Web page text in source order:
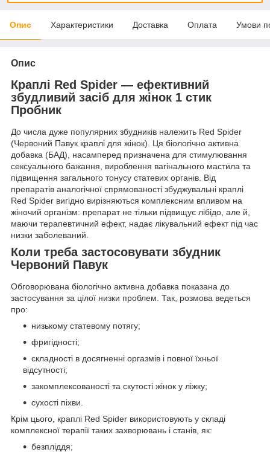
Опис Характеристики Доставка Оплата Умови
Опис
Краплі Red Spider — ефективний
збудливий засіб для жінок 1 стик
Пробник
До числа дуже популярних збудників належить Red Spider
(Червоний Павук краплі для жінок). Ця біологічно активна
добавка (БАД), насамперед призначена для стимулювання
сексуального бажання, вироблення вагінального мастила та
підвищення загального тонусу статевих органів. Від
препаратів аналогічної спрямованості збуджувальні краплі
Red Spider вигідно вирізняються комплексним впливом на
жіночий організм: препарат не тільки підвищує лібідо, але й,
маючи терапевтичний ефект, надає лікувальний ефект під час
низки заболеваний.
Коли треба застосовувати збудник
Червоний Павук
Обговорювана біологічно активна добавка показана до
застосування за цілої низки проблем. Так, розмова ведеться
про:
низькому статевому потягу;
фригідності;
складності в досягненні оргазмів і повної їхньої
відсутності;
закомплексованості та скутості жінок у ліжку;
сухості піхви.
Крім цього, краплі Red Spider використовують у складі
комплексної терапії таких захворювань і станів, як:
безпліддя;